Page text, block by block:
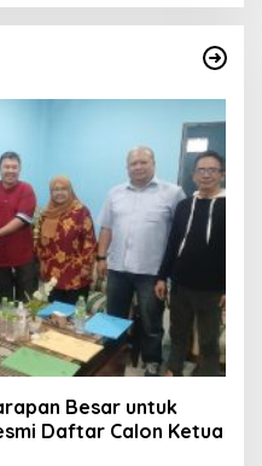
Besar untuk
Daftar Calon Ketua